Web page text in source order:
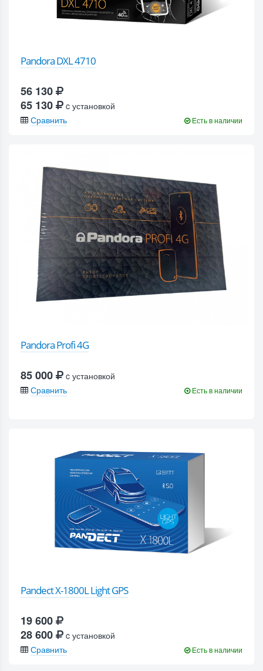
Pandora DXL 4710
56 130
65 130
c установкой
Сравнить
Есть в наличии
Pandora Profi 4G
85 000
c установкой
Сравнить
Есть в наличии
Pandect X-1800L Light GPS
19 600
28 600
c установкой
Сравнить
Есть в наличии